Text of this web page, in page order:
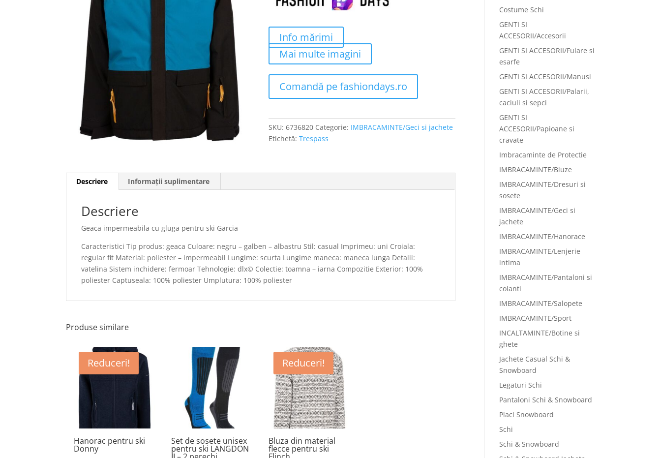
Info mărimi
Mai multe imagini
Comandă pe fashiondays.ro
SKU:6736820 Categorie: IMBRACAMINTE/Geci si jachete
Etichetă:Trespass
Descriere Informații suplimentare
Descriere
Geaca impermeabila cu gluga pentru ski Garcia
Caracteristici Tip produs: geaca Culoare: negru – galben – albastru Stil: casual Imprimeu: uni Croiala:
regular fit Material: poliester – impermeabil Lungime: scurta Lungime maneca: maneca lunga Detalii:
vatelina Sistem inchidere: fermoar Tehnologie: dlx© Colectie: toamna – iarna Compozitie Exterior: 100%
poliester Captuseala: 100% poliester Umplutura: 100% poliester
Produse similare
Reduceri!
Hanorac pentru ski
Donny
Set de sosete unisex
pentru ski LANGDON
Reduceri!
Bluza din material
flecce pentru ski
Costume Schi
GENTI SI
ACCESORII/Accesorii
GENTI SI ACCESORII/Fulare si
esarfe
GENTI SI ACCESORII/Manusi
GENTI SI ACCESORII/Palarii,
caciuli si sepci
GENTI SI
ACCESORII/Papioane si
cravate
Imbracaminte de Protectie
IMBRACAMINTE/Bluze
IMBRACAMINTE/Dresuri si
sosete
IMBRACAMINTE/Geci si
jachete
IMBRACAMINTE/Hanorace
IMBRACAMINTE/Lenjerie
intima
IMBRACAMINTE/Pantaloni si
colanti
IMBRACAMINTE/Salopete
IMBRACAMINTE/Sport
INCALTAMINTE/Botine si
ghete
Jachete Casual Schi &
Snowboard
Legaturi Schi
Pantaloni Schi & Snowboard
Placi Snowboard
Schi
Schi & Snowboard